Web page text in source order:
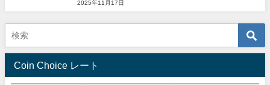
2025年11月17日
Coin Choice レート